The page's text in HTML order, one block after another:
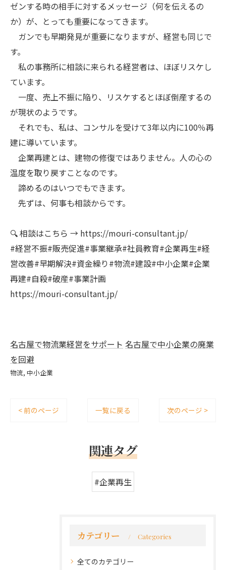
ゼンする時の相手に対するメッセージ（何を伝えるの
か）が、とっても重要になってきます。
ガンでも早期発見が重要になりますが、経営も同じで
す。
私の事務所に相談に来られる経営者は、ほぼリスケし
ています。
一度、売上不振に陥り、リスケするとほぼ倒産するの
が現状のようです。
それでも、私は、コンサルを受けて3年以内に100％再
建に導いています。
企業再建とは、建物の修復ではありません。人の心の
温度を取り戻すことなのです。
諦めるのはいつでもできます。
先ずは、何事も相談からです。
🔍 相談はこちら → https://mouri-consultant.jp/
#経営不振#販売促進#事業継承#社員教育#企業再生#経
営改善#早期解決#資金繰り#物流#建設#中小企業#企業
再建#自殺#破産#事業計画
https://mouri-consultant.jp/
名古屋で物流業経営をサポート 名古屋で中小企業の廃業
を回避
物流 中小企業
< 前のページ 一覧に戻る 次のページ >
関連タグ
#企業再生
カテゴリー Categories
全てのカテゴリー